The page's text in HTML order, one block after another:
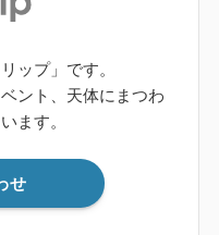
ップ」です。
ント、天体にまつわ
ます。
せ